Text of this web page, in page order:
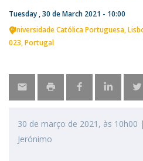
Tuesday , 30 de March 2021 - 10:00
Universidade Católica Portuguesa
023 Portugal
30 de março de 2021, às 10h00
Jerónimo